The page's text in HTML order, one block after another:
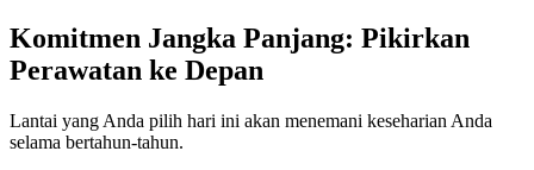
Komitmen Jangka Panjang: Pikirkan
Perawatan ke Depan
Lantai yang Anda pilih hari ini akan menemani keseharian Anda
selama bertahun-tahun.